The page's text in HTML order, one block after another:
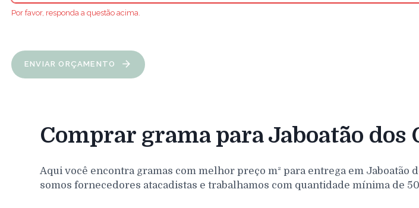
Por favor, responda a questão acima.
ENVIAR ORÇAMENTO
Comprar grama para Jaboatão dos
Aqui você encontra gramas com melhor preço m² para entrega em Jaboatão
somos fornecedores atacadistas e trabalhamos com quantidade mínima de